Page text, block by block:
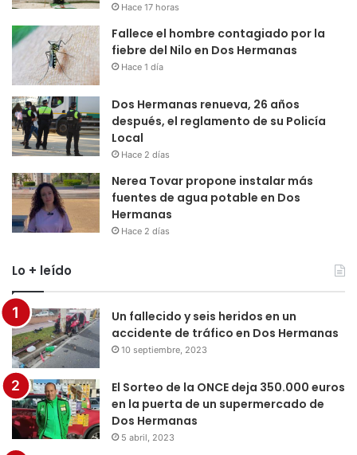
Hace 17 horas
Fallece el hombre contagiado por la
fiebre del Nilo en Dos Hermanas
Hace 1 día
Dos Hermanas renueva, 26 años
después, el reglamento de su Policía
Local
Hace 2 días
Nerea Tovar propone instalar más
fuentes de agua potable en Dos
Hermanas
Hace 2 días
Lo + leído
Un fallecido y seis heridos en un
accidente de tráfico en Dos Hermanas
10 septiembre, 2023
El Sorteo de la ONCE deja 350.000 euros
en la puerta de un supermercado de
Dos Hermanas
5 abril, 2023